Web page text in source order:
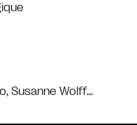
Susanne Wolff…